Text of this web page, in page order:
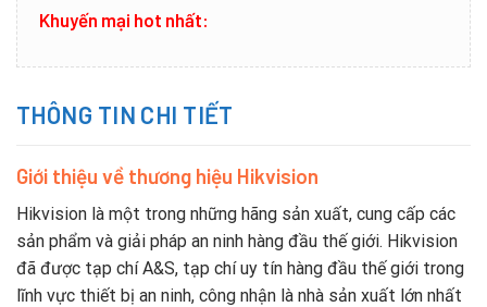
Khuyến mại hot nhất:
THÔNG TIN CHI TIẾT
Giới thiệu về thương hiệu Hikvision
Hikvision là một trong những hãng sản xuất, cung cấp các
sản phẩm và giải pháp an ninh hàng đầu thế giới. Hikvision
đã được tạp chí A&S, tạp chí uy tín hàng đầu thế giới trong
lĩnh vực thiết bị an ninh, công nhận là nhà sản xuất lớn nhất